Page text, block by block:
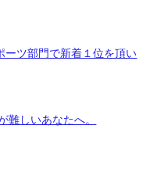
ーツ部門で新着１位を頂い
難しいあなたへ。